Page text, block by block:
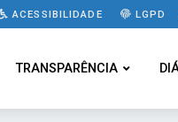
ACESSIBILIDADE LGPD
TRANSPARÊNCIA